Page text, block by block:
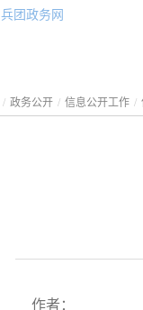
兵团政务网
/ 政务公开 / 信息公开工作 /
作者：